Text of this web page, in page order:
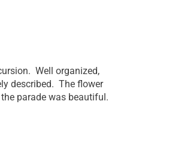
Well organized,
described.  The flower
parade was beautiful.